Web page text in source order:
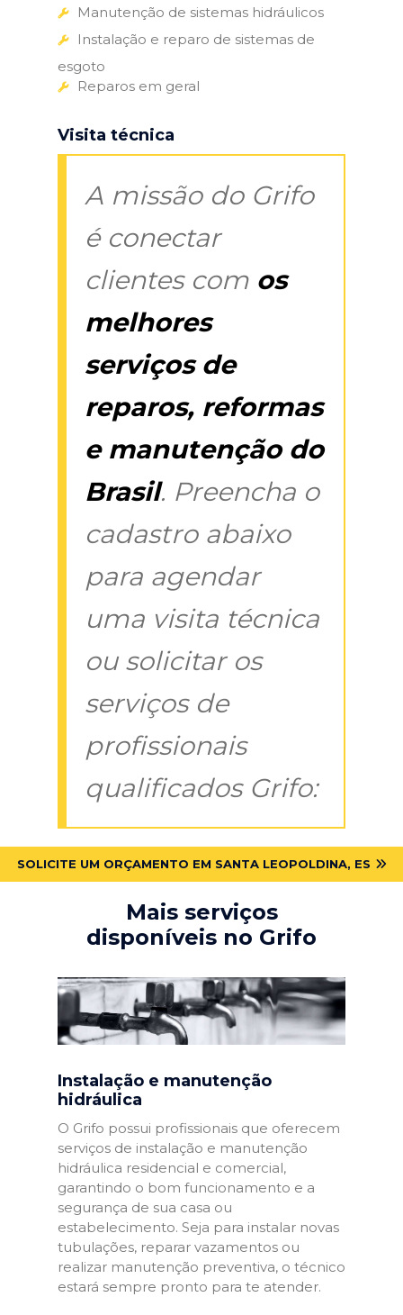
Manutenção de sistemas hidráulicos
Instalação e reparo de sistemas de
esgoto
Reparos em geral
Visita técnica
A missão do Grifo
é conectar
clientes com os
melhores
serviços de
reparos, reformas
e manutenção do
Brasil. Preencha o
cadastro abaixo
para agendar
uma visita técnica
ou solicitar os
serviços de
profissionais
qualificados Grifo:
SOLICITE UM ORÇAMENTO EM SANTA LEOPOLDINA, ES
Mais serviços
disponíveis no Grifo
Instalação e manutenção
hidráulica
O Grifo possui profissionais que oferecem
serviços de instalação e manutenção
hidráulica residencial e comercial,
garantindo o bom funcionamento e a
segurança de sua casa ou
estabelecimento. Seja para instalar novas
tubulações, reparar vazamentos ou
realizar manutenção preventiva, o técnico
estará sempre pronto para te atender.